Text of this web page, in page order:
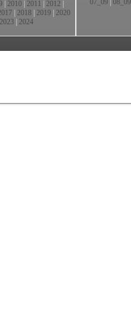
2010 2011 2012
2018 2019 2020
2023| 2024
07_09 08_09